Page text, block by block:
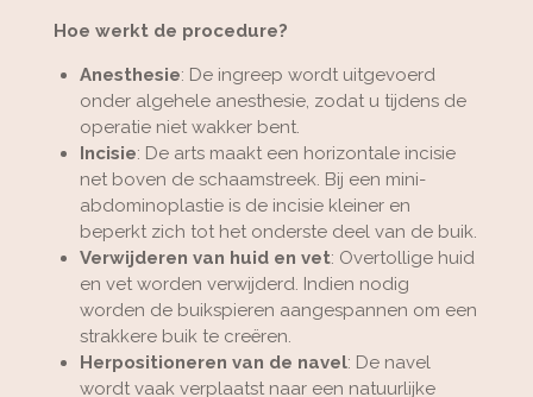
Hoe werkt de procedure?
Anesthesie: De ingreep wordt uitgevoerd
onder algehele anesthesie, zodat u tijdens de
operatie niet wakker bent.
Incisie: De arts maakt een horizontale incisie
net boven de schaamstreek. Bij een mini-
abdominoplastie is de incisie kleiner en
beperkt zich tot het onderste deel van de buik.
Verwijderen van huid en vet: Overtollige huid
en vet worden verwijderd. Indien nodig
worden de buikspieren aangespannen om een
strakkere buik te creëren.
Herpositioneren van de navel: De navel
wordt vaak verplaatst naar een natuurlijke